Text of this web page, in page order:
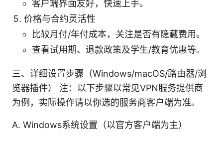
客户端界面友好，快速上手。
价格与合约灵活性
比较月付/年付成本，关注是否有隐藏费用。
查看试用期、退款政策及学生/教育优惠等。
三、详细设置步骤（Windows/macOS/路由器/浏
览器插件） 注：以下步骤以常见VPN服务提供商
为例，实际操作请以你选的服务商客户端为准。
A. Windows系统设置（以官方客户端为主）